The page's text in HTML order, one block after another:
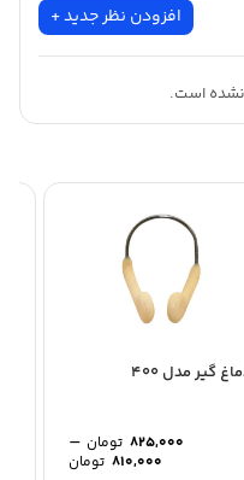
افزودن نظر جدید +
است.
گیر مدل 400
825,000 تومان –
810,000 تومانPrice